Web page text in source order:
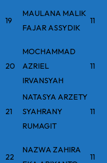
19
MAULANA MALIK
FAJAR ASSYDIK
11
20
MOCHAMMAD
AZRIEL
IRVANSYAH
11
21
NATASYA ARZETY
SYAHRANY
RUMAGIT
11
22
NAZWA ZAHIRA
11